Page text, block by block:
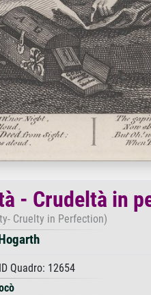
- Crudeltà in
Cruelty in Perfection)
Quadro: 12654